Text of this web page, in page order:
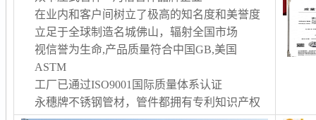
在业内和客户间树立了极高的知名度和美誉度
立足于全球制造名城佛山，辐射全国市场
视信誉为生命,产品质量符合中国GB,美国
ASTM
工厂已通过ISO9001国际质量体系认证
永穗牌不锈钢管材，管件都拥有专利知识产权